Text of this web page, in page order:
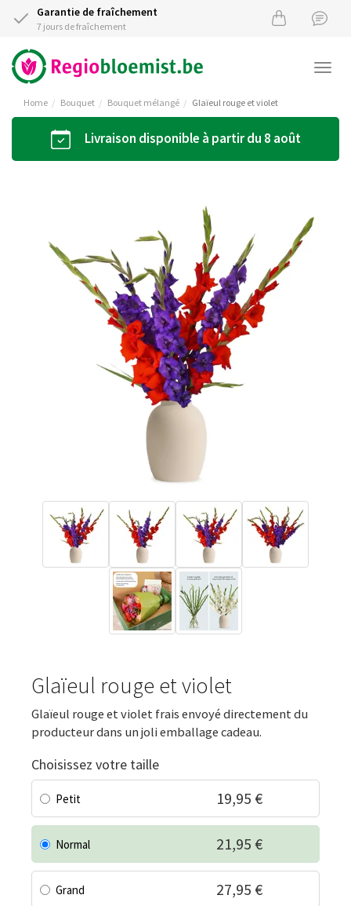
Garantie de fraîchement
7 jours de fraîchement
Home Bouquet Bouquet mélangé Glaïeul rouge et violet
Livraison disponible à partir du 8 août
Glaïeul rouge et violet
Glaïeul rouge et violet frais envoyé directement du
producteur dans un joli emballage cadeau.
Choisissez votre taille
Petit 19,95 €
Normal 21,95 €
Grand 27,95 €